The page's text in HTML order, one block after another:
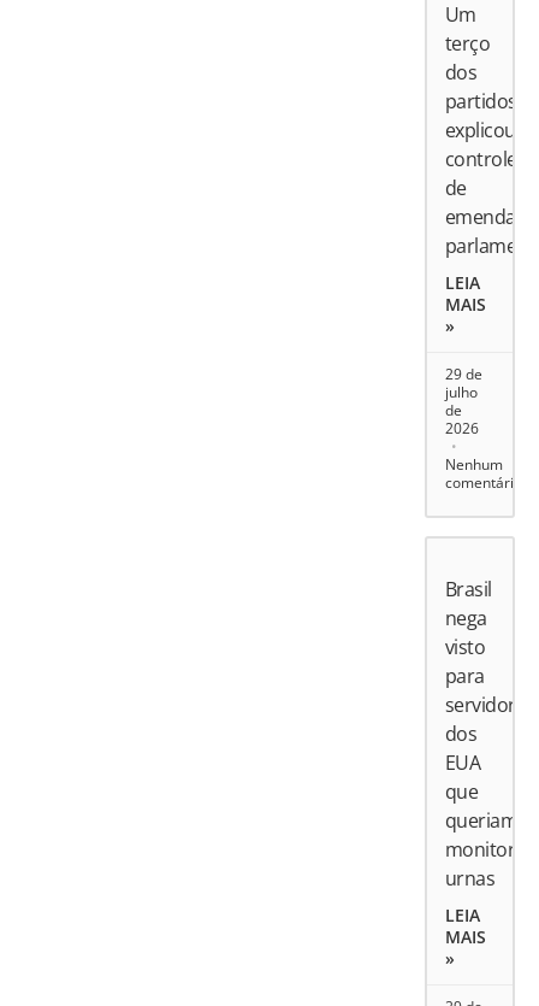
Um
terço
dos
partidos
explicou
controle
de
emendas
LEIA
MAIS
»
29 de
julho
de
2026
Nenhum
comentário
Brasil
nega
visto
para
servidores
dos
EUA
que
queriam
monitorar
urnas
LEIA
MAIS
»